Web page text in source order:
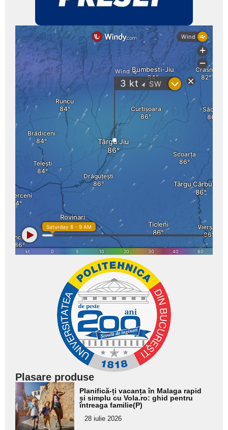
Plasare produse
Adaugă
aici textul
pentru
subtitlu
Planifică-ți vacanța în Malaga rapid
și simplu cu Vola.ro: ghid pentru
întreaga familie(P)
28 iulie 2026